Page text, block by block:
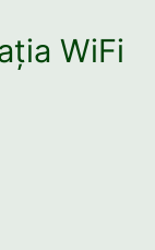
WiFi